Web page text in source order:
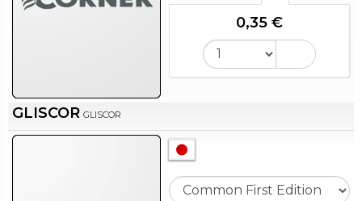
0,35 €
GLISCOR GLISCOR